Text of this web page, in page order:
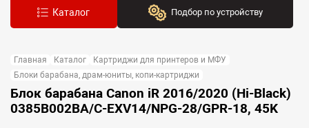
Подбор по устройству
Выберите бренд
Устройство:
Сначала выберите бренд
Главная Каталог
Картриджи для принтеров и МФУ
Блоки барабана, драм-юниты, копи-картриджи
Блок барабана Canon iR 2016/2020 (Hi-Black)
0385B002BA/C-EXV14/NPG-28/GPR-18, 45K